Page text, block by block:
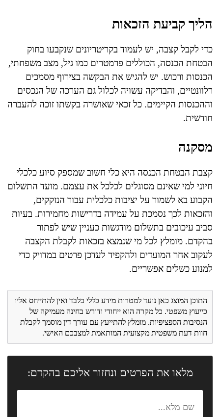
הליך קביעת הזכאות
כדי לקבל קצבה, יש לעמוד בקריטריונים שנקבעו בחוק
הבטחת הכנסה, הכוללים פרמטרים כמו גיל, מצב משפחתי,
הכנסות ורכוש. יש להגיש את הבקשה בצירוף מסמכים
רלוונטיים, והבדיקה עשויה לכלול גם הערכה של הנכסים
וההכנסות הקיימים. כל זכאי שאושרה בקשתו זוכה להעברה
חודשית.
מסקנה
קצבת הבטחת הכנסה היא כלי חשוב שמספק סיוע כלכלי
חיוני למי שאינם מסוגלים לכלכל את עצמם. מועד התשלום
הקבוע בא לשמור על יציבות כלכלית עבור הנזקקים,
והזכאות לכך נסמכת על עמידה בדרישות מחמירות. בעיות
סביב עיכובים בתשלום מודגשות כעניין שיש לפתור
בהקדם. מומלץ לכל מי שנמצא בזכאות לקבלת הקצבה
לעקוב אחר המועדים ולהקפיד לעדכן פרטים במדויק כדי
למנוע כשלים אפשריים.
התוכן המוצג כאן נועד למטרות מידע כללי בלבד ואין להתייחס אליו
כייעוץ משפטי. כל מקרה הוא ייחודי ודורש בחינה מעמיקה של
הנסיבות הספציפיות. מומלץ להתייעץ עם עורך דין מוסמך לקבלת
חוות דעת משפטית מקצועית המותאמת למצבכם האישי.
מלאו את הפרטים ונחזור אליכם בהקדם: